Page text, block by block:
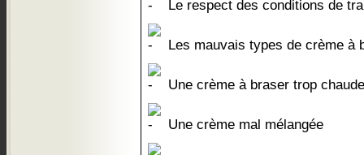
Le respect des conditions de
Les mauvais types de crème à
Une crème à braser trop
Une crème mal mélangée